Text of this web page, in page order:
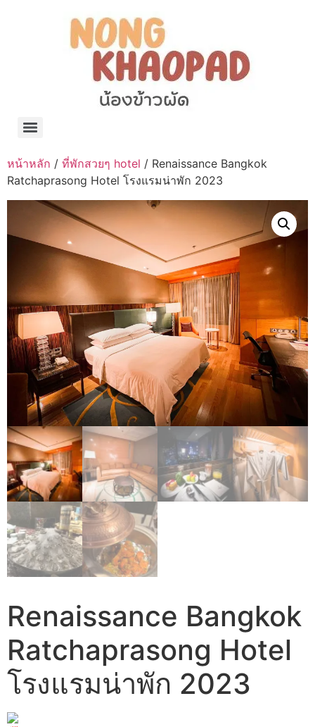
หน้าหลัก / ที่พักสวยๆ hotel / Renaissance Bangkok
Ratchaprasong Hotel โรงแรมน่าพัก 2023
Renaissance Bangkok
Ratchaprasong Hotel
โรงแรมน่าพัก 2023